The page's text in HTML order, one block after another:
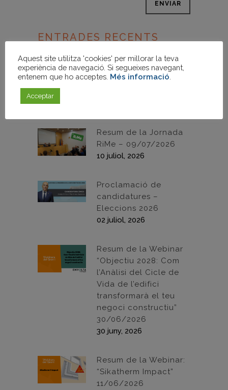
ENTRADES RECENTS
Josep Antoni Martínez
Zaplana reelegit
president de la Junta
Resum de la Jornada
RiMe – 09/07/2026
10 juliol, 2026
Proclamació de
candidatures –
Eleccions 2026
02 juliol, 2026
Resum de la Webinar
“Objectiu 2028: Com
l’Anàlisi del Cicle de
Vida de l’edifici
transformarà el teu
negoci constructiu”
30/06/2026
30 juny, 2026
Resum de la Webinar:
“Sikatherm Impact”
11/06/2026
Aquest site utilitza 'cookies' per millorar la teva
experiència de navegació. Si segueixes navegant,
entenem que ho acceptes. Més informació
Acceptar